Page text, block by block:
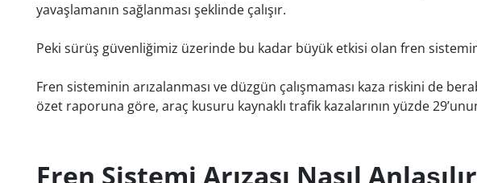
yavaşlamanın sağlanması şeklinde çalışır.
Peki sürüş güvenliğimiz üzerinde bu kadar büyük etkisi olan fren
Fren sisteminin arızalanması ve düzgün çalışmaması kaza riskini de
özet raporuna göre, araç kusuru kaynaklı trafik kazalarının yüzde
Fren Sistemi Arızası Nasıl